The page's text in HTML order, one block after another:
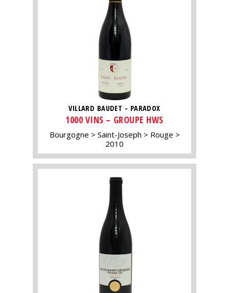
VILLARD BAUDET - PARADOX
1000 VINS – GROUPE HWS
Bourgogne Saint-Joseph
Rouge
2010